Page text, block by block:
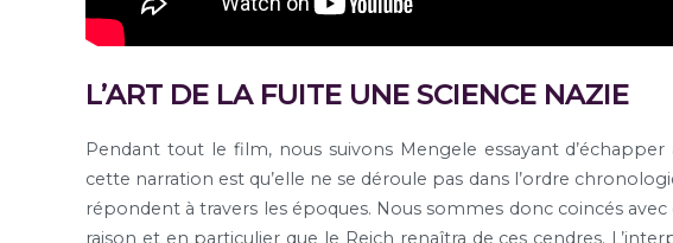
L’ART DE LA FUITE UNE SCIENCE NAZIE
Pendant tout le film, nous suivons Mengele essayant
cette narration est qu’elle ne se déroule pas dans l’ordre
répondent à travers les époques. Nous sommes donc coincés